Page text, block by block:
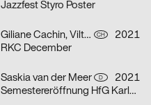
Jazzfest Styro Poster
Giliane Cachin, Vilté Jurgutyté CH
2021
RKC December
Saskia van der Meer D
2021
Semestereröffnung HfG Karlsruhe